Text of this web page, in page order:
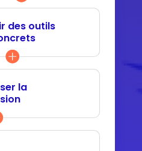
pour obtenir la
des outils
la